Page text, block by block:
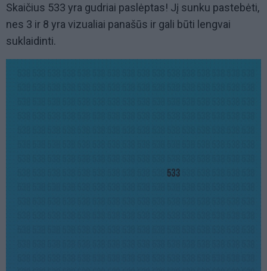
Skaičius 533 yra gudriai paslėptas! Jį sunku pastebėti,
nes 3 ir 8 yra vizualiai panašūs ir gali būti lengvai
suklaidinti.